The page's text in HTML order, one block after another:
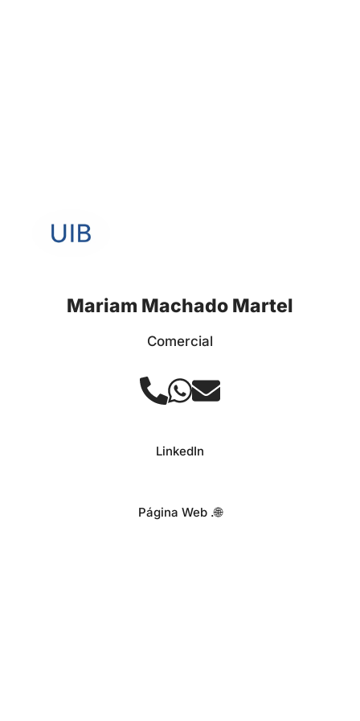
Mariam Machado Martel
Comercial
LinkedIn
Página Web .🌐